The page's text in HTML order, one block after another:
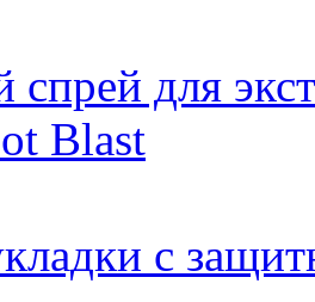
для
Blast
с